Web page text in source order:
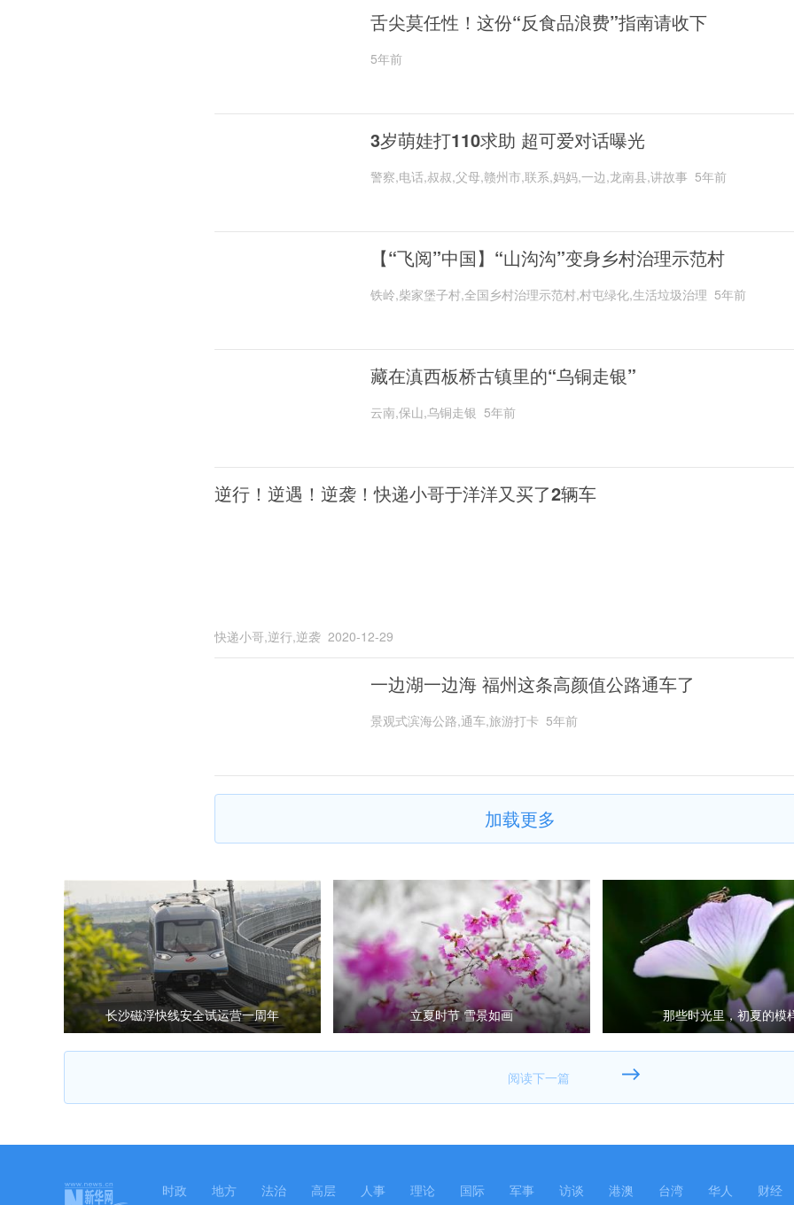
舌尖莫任性！这份“反食品浪费”指南请收下
5年前
3岁萌娃打110求助 超可爱对话曝光
警察,电话,叔叔,父母,赣州市,联系,妈妈,一边,龙南县,讲故事 5年前
【“飞阅”中国】“山沟沟”变身乡村治理示范村
铁岭,柴家堡子村,全国乡村治理示范村,村屯绿化,生活垃圾治理 5年前
藏在滇西板桥古镇里的“乌铜走银”
云南,保山,乌铜走银 5年前
逆行！逆遇！逆袭！快递小哥于洋洋又买了2辆车
快递小哥,逆行,逆袭 2020-12-29
一边湖一边海 福州这条高颜值公路通车了
景观式滨海公路,通车,旅游打卡 5年前
加载更多
长沙磁浮快线安全试运营一周年 立夏时节 雪景如画 那些时光里，初夏的模
时政 地方 法治 高层 人事 理论 国际 军事 访谈 港澳 台湾 华人
财经